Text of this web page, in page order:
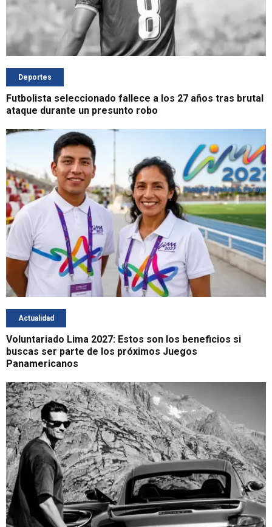
Deportes
Futbolista seleccionado fallece a los 27 años tras brutal
ataque durante un presunto robo
Actualidad
Voluntariado Lima 2027: Estos son los beneficios si
buscas ser parte de los próximos Juegos
Panamericanos